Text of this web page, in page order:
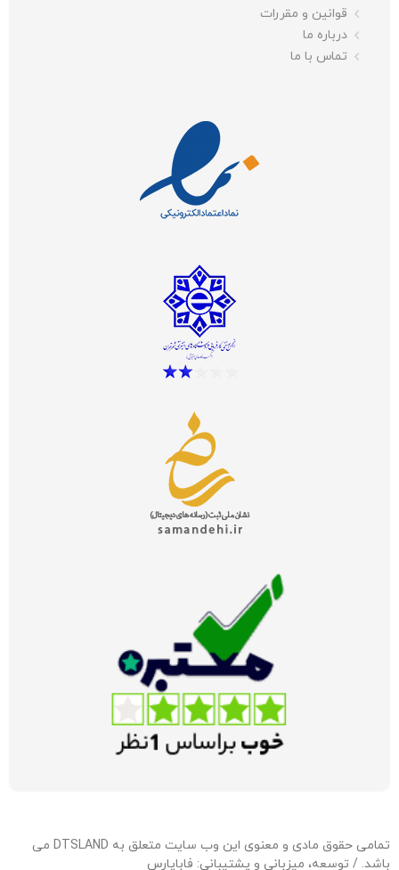
قوانین و مقررات
درباره ما
تماس با ما
تمامی حقوق مادی و معنوی این وب سایت متعلق به DTSLAND می
باشد. / توسعه، میزبانی و پشتیبانی: فاباپارس